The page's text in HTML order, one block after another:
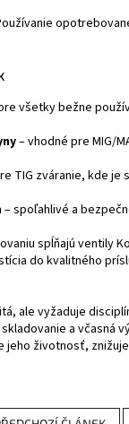
všetky bežne
– vhodné pre MIG/
TIG zváranie, kde je
– spoľahlivé a
spĺňajú ventily
do kvalitného
ale vyžaduje
a včasná
životnosť,